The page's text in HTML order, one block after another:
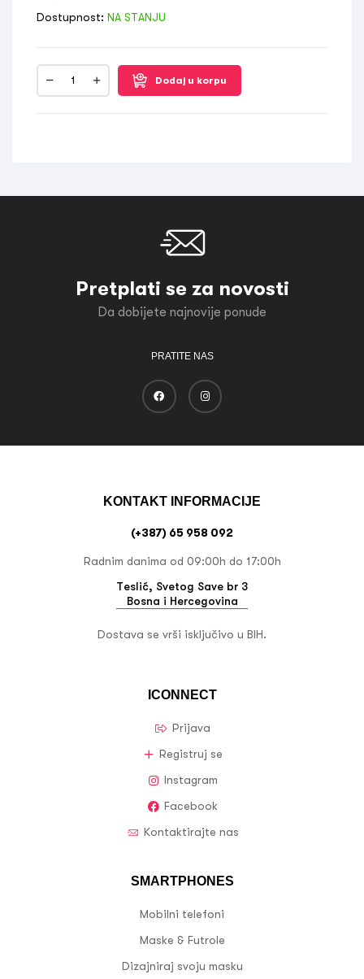
Dostupnost: NA STANJU
Dodaj u korpu
Pretplati se za novosti
Da dobijete najnovije ponude
PRATITE NAS
ICONNECT
Prijava
Registruj se
Instagram
Facebook
Kontaktirajte nas
SMARTPHONES
Mobilni telefoni
Maske & Futrole
Dizajniraj svoju masku
KONTAKT INFORMACIJE
(+387) 65 958 092
Radnim danima od 09:00h do 17:00h
Teslić, Svetog Save br 3
Bosna i Hercegovina
Dostava se vrši isključivo u BIH.